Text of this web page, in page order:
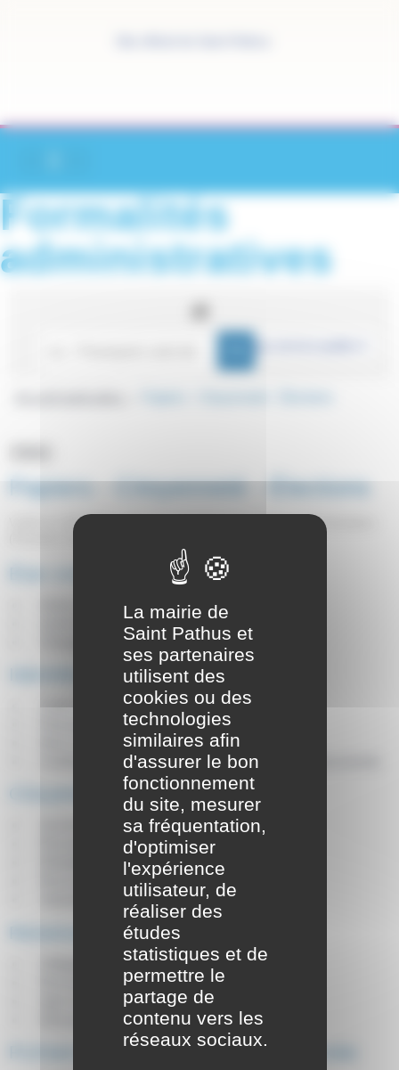
Formalités
administratives
Papiers - Citoyenneté - Élections
Vérifié le 12/07/2022 - Direction de l'information légale et administrative
Actes d'état civil
Livret de famille
Changement d'état civil
Identité - Authentification
Carte d'identité
Nom et prénom
Certificat, copie, légalisation et conservation de documents
Anciens combattants
Médailles et décorations officielles
Recensement citoyen, JDC et Service national
Relations avec l'administration
Obligations de l'administration
Recours administratif, défenseur des droits, ...
Agir en justice contre l'administration
Mesures contraignantes de l'administration
Fichiers et protection de la vie privée
La mairie de
Saint Pathus et
ses partenaires
utilisent des
cookies ou des
technologies
similaires afin
d'assurer le bon
fonctionnement
du site, mesurer
sa fréquentation,
d'optimiser
l'expérience
utilisateur, de
réaliser des
études
statistiques et de
permettre le
partage de
contenu vers les
réseaux sociaux.